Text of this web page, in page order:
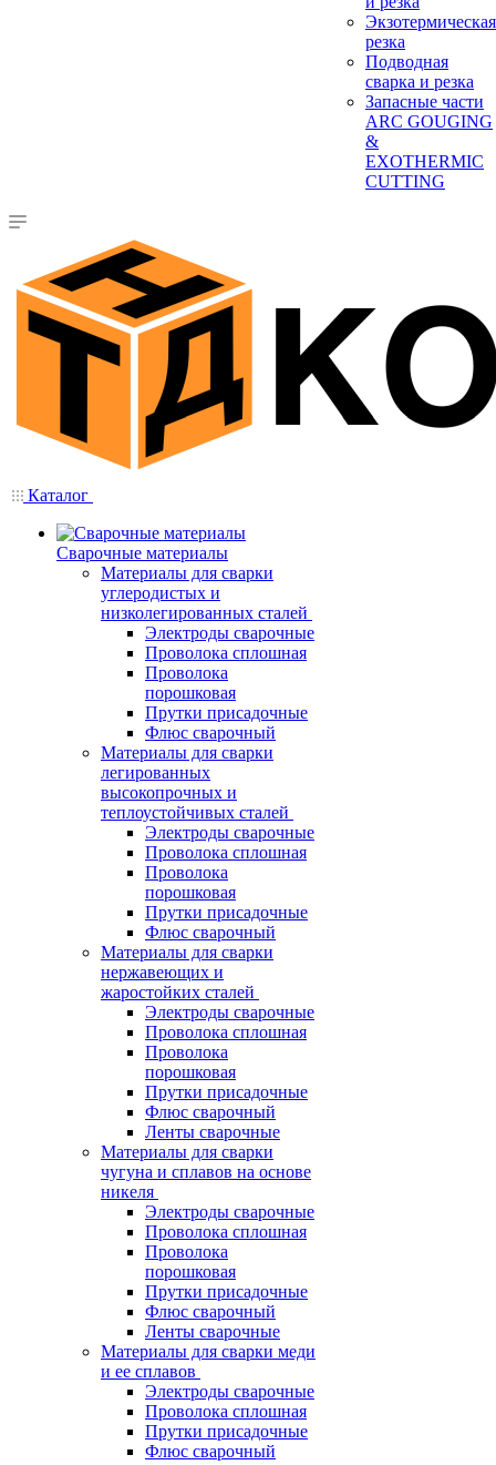
Экзотермическая
резка
Подводная
сварка и резка
Запасные части
ARC GOUGING
&
EXOTHERMIC
CUTTING
Каталог
Сварочные материалы
Материалы для сварки
углеродистых и
низколегированных сталей
Электроды сварочные
Проволока сплошная
Проволока
порошковая
Прутки присадочные
Флюс сварочный
Материалы для сварки
легированных
высокопрочных и
теплоустойчивых сталей
Электроды сварочные
Проволока сплошная
Проволока
порошковая
Прутки присадочные
Флюс сварочный
Материалы для сварки
нержавеющих и
жаростойких сталей
Электроды сварочные
Проволока сплошная
Проволока
порошковая
Прутки присадочные
Флюс сварочный
Ленты сварочные
Материалы для сварки
чугуна и сплавов на основе
никеля
Электроды сварочные
Проволока сплошная
Проволока
порошковая
Прутки присадочные
Флюс сварочный
Ленты сварочные
Материалы для сварки меди
и ее сплавов
Электроды сварочные
Проволока сплошная
Прутки присадочные
Флюс сварочный